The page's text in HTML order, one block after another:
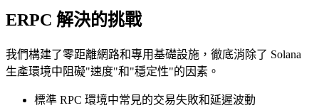
ERPC 解決的挑戰
我們構建了零距離網路和專用基礎設施，徹底消除了 Solana
生產環境中阻礙"速度"和"穩定性"的因素。
標準 RPC 環境中常見的交易失敗和延遲波動